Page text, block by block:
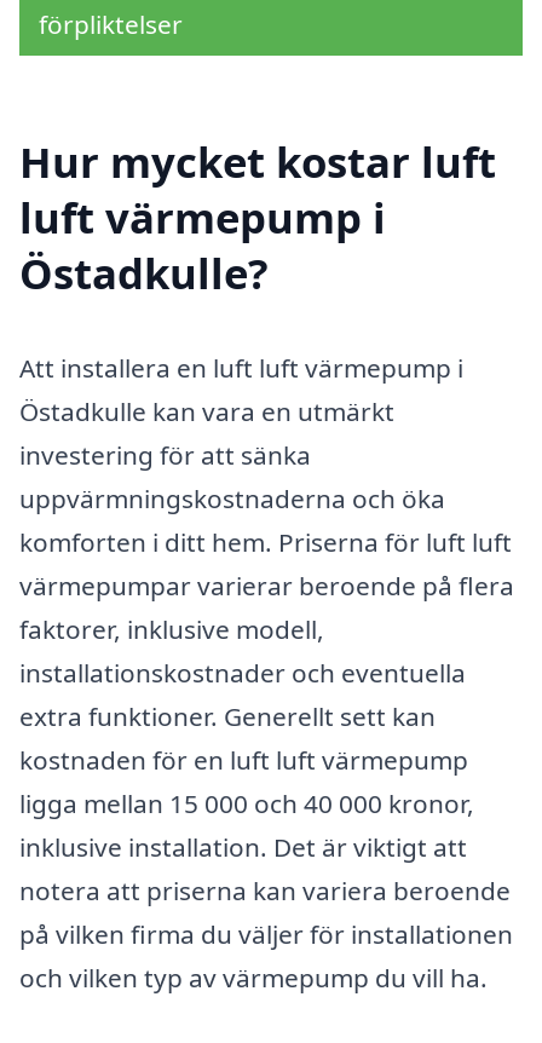
förpliktelser
Hur mycket kostar luft
luft värmepump i
Östadkulle?
Att installera en luft luft värmepump i
Östadkulle kan vara en utmärkt
investering för att sänka
uppvärmningskostnaderna och öka
komforten i ditt hem. Priserna för luft luft
värmepumpar varierar beroende på flera
faktorer, inklusive modell,
installationskostnader och eventuella
extra funktioner. Generellt sett kan
kostnaden för en luft luft värmepump
ligga mellan 15 000 och 40 000 kronor,
inklusive installation. Det är viktigt att
notera att priserna kan variera beroende
på vilken firma du väljer för installationen
och vilken typ av värmepump du vill ha.